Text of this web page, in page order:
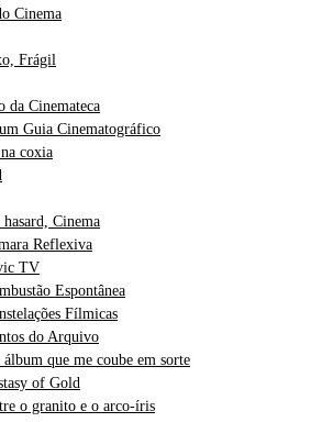
Cinema
Frágil
da Cinemateca
Guia Cinematográfico
coxia
Cinema
Reflexiva
TV
Espontânea
Fílmicas
do Arquivo
álbum que me coube em sorte
of Gold
o granito e o arco-íris